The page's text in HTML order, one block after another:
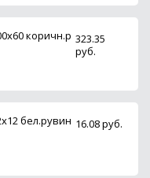
коричн.р 323.35
руб.
бел.рувин 16.08 руб.